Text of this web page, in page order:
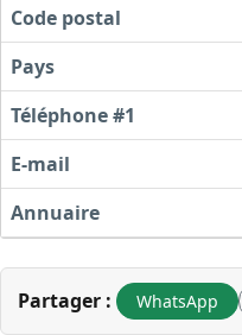
Code postal
Pays
Téléphone #1
E-mail
Annuaire
Partager : WhatsApp